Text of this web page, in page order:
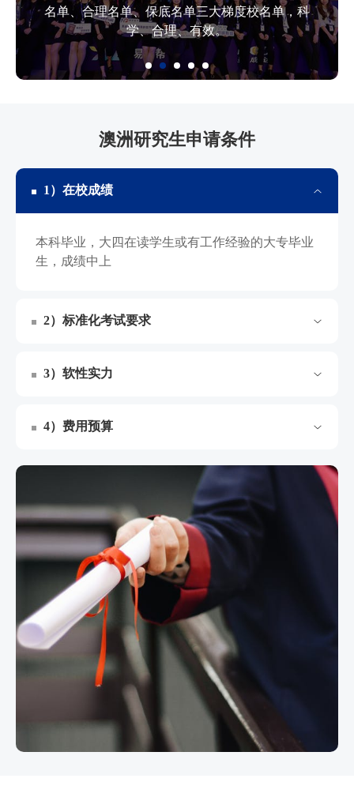
名单、合理名单、保底名单三大梯度校名单，科
学、合理、有效。
澳洲研究生申请条件
1）在校成绩
本科毕业，大四在读学生或有工作经验的大专毕业
生，成绩中上
2）标准化考试要求
3）软性实力
4）费用预算